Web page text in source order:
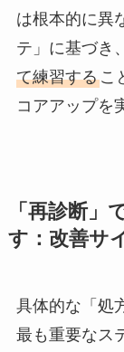
は根本的に異
テ」に基づき、
て練習するこ
コアアップを
「再診断」
す：改善サ
具体的な「処
最も重要なス